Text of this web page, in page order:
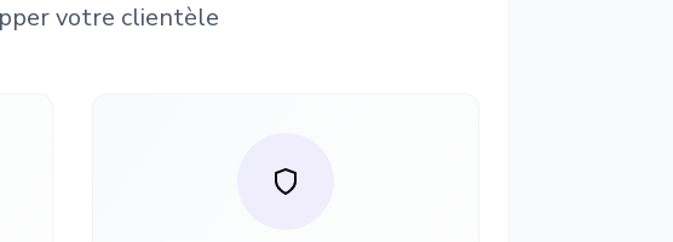
votre clientèle